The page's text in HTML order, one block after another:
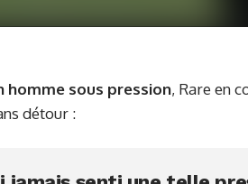
homme sous pression, Rare en
détour :